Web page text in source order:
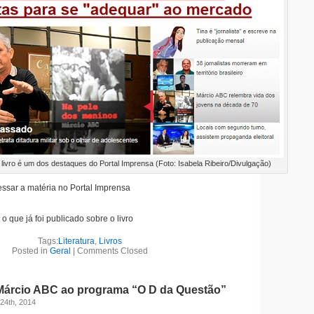
é um dos destaques do Portal Imprensa (Foto: Isabela Ribeiro/Divulgação)
a matéria no Portal Imprensa
que já foi publicado sobre o livro
Tags:Literatura, Livros
Posted in Geral Comments Closed
ABC ao programa “O D da Questão”
2014